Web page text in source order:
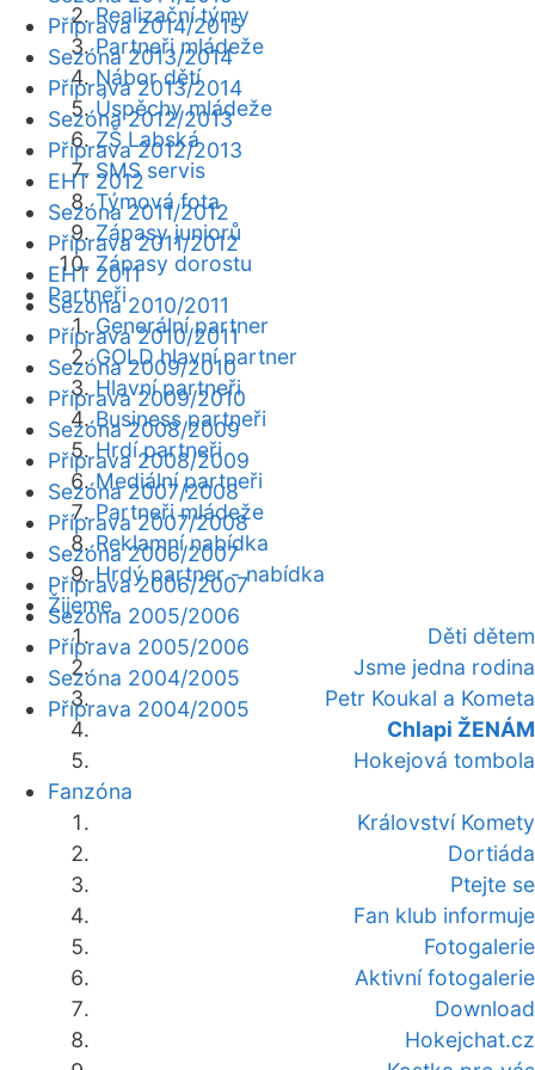
Realizační týmy
Partneři mládeže
Nábor dětí
Úspěchy mládeže
ZŠ Labská
SMS servis
Týmová fota
Zápasy juniorů
Zápasy dorostu
Partneři
Generální partner
GOLD hlavní partner
Hlavní partneři
Business partneři
Hrdí partneři
Mediální partneři
Partneři mládeže
Reklamní nabídka
Hrdý partner - nabídka
Žijeme
Děti dětem
Jsme jedna rodina
Petr Koukal a Kometa
Chlapi ŽENÁM
Hokejová tombola
Fanzóna
Království Komety
Dortiáda
Ptejte se
Fan klub informuje
Fotogalerie
Aktivní fotogalerie
Download
Hokejchat.cz
Příprava 2014/2015
Sezóna 2013/2014
Příprava 2013/2014
Sezóna 2012/2013
Příprava 2012/2013
EHT 2012
Sezóna 2011/2012
Příprava 2011/2012
EHT 2011
Sezóna 2010/2011
Příprava 2010/2011
Sezóna 2009/2010
Příprava 2009/2010
Sezóna 2008/2009
Příprava 2008/2009
Sezóna 2007/2008
Příprava 2007/2008
Sezóna 2006/2007
Příprava 2006/2007
Sezóna 2005/2006
Příprava 2005/2006
Sezóna 2004/2005
Příprava 2004/2005